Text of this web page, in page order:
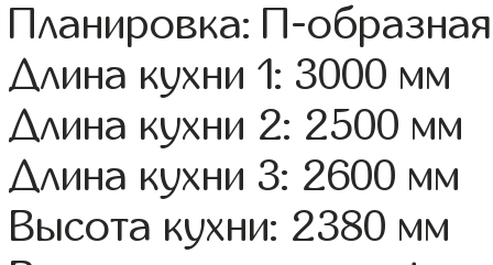
Планировка: П-образная
Длина кухни 1: 3000 мм
Длина кухни 2: 2500 мм
Длина кухни 3: 2600 мм
Высота кухни: 2380 мм